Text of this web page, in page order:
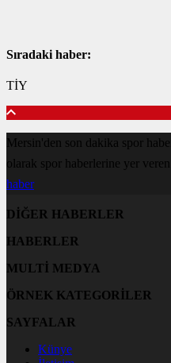
Sıradaki haber:
TİY
Mersin'den son dakika spor
olarak spor haberlerine yer veren
haber
DİĞER HABERLER
HABERLER
MULTİ MEDYA
ÖRNEK KATEGORİLER
SAYFALAR
Künye